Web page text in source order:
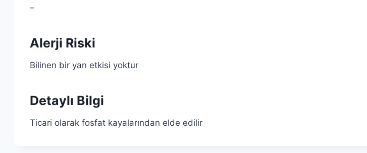
–
Alerji Riski
Bilinen bir yan etkisi yoktur
Detaylı Bilgi
Ticari olarak fosfat kayalarından elde edilir